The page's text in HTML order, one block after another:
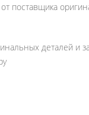
поставщика
деталей и